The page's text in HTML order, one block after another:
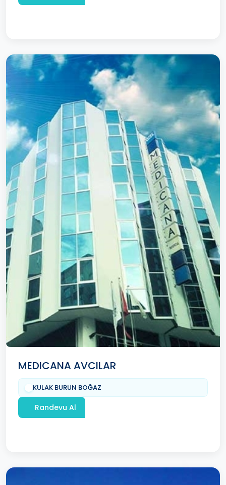
MEDICANA AVCILAR
KULAK BURUN BOĞAZ
Randevu Al